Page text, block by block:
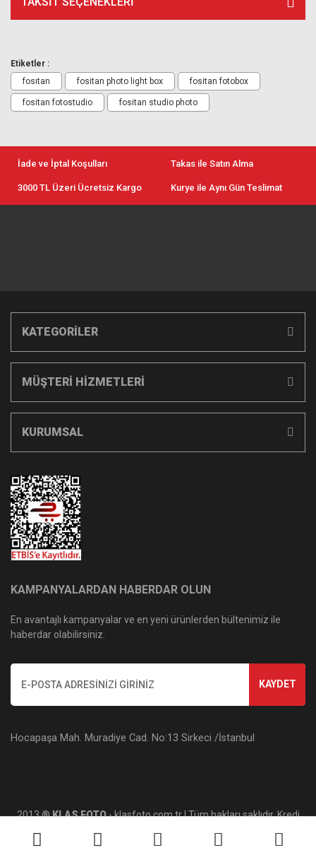
Etiketler :
fosıtan
fositan photo light box fositan fotobox
fositan fotostudio fositan studio photo
İade ve İptal Koşulları Takas ile Satın Alma
3000 TL Üzeri Ücretsiz Kargo Kurye ile Aynı Gün Teslimat
KATEGORİLER
MÜŞTERİ HİZMETLERİ
KURUMSAL
KAMPANYALARDAN HABERDAR OLUN
En avantajlı kampanyalar ve en yeni ürünlerden bültenimiz ile
haberdar olabilirsiniz.
KAYDET
Hocapaşa Mah. Muradiye Cad. No:13 Sirkeci /İstanbul
2013 ®KLAS FOTO- klasfoto.com.tr | Tüm hakları saklıdır. Kredi